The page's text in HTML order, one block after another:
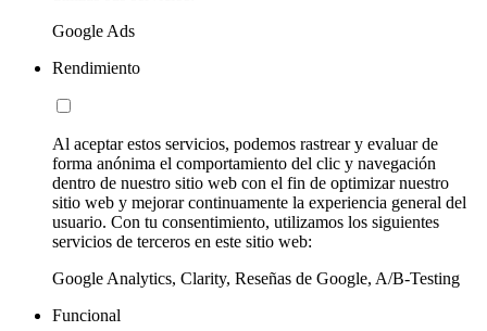
Google Ads
Rendimiento
Al aceptar estos servicios, podemos rastrear y evaluar de
forma anónima el comportamiento del clic y navegación
dentro de nuestro sitio web con el fin de optimizar nuestro
sitio web y mejorar continuamente la experiencia general del
usuario. Con tu consentimiento, utilizamos los siguientes
servicios de terceros en este sitio web:
Google Analytics, Clarity, Reseñas de Google, A/B-Testing
Funcional